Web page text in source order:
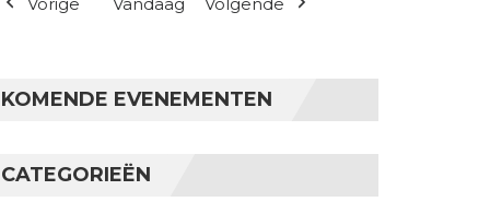
KOMENDE EVENEMENTEN
CATEGORIEËN